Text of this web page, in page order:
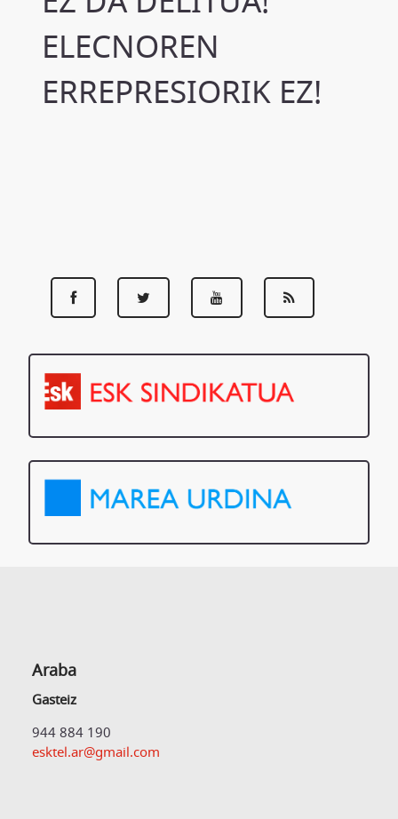
ELECNOREN
ERREPRESIORIK EZ!
Araba
Gasteiz
944 884 190
esktel.ar@gmail.com